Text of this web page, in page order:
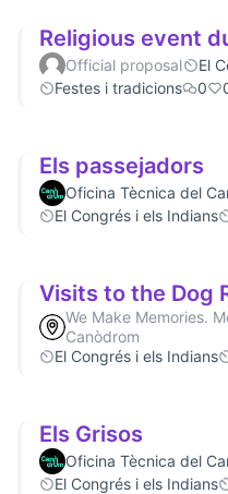
Religious event
Official proposal
El
Festes i tradicions
0
Els passejadors
Oficina Tècnica del
El Congrés i els Indians
Visits to the Dog
We Make Memories.
Canòdrom
El Congrés i els Indians
Els Grisos
Oficina Tècnica del
El Congrés i els Indians